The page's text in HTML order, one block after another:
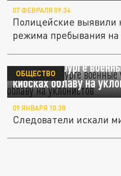
07 ФЕВРАЛЯ 09:34
Полицейские выявили
режима пребывания на
В Екатеринбурге
киосках облаву на
ОБЩЕСТВО
09 ЯНВАРЯ 10:38
Следователи искали